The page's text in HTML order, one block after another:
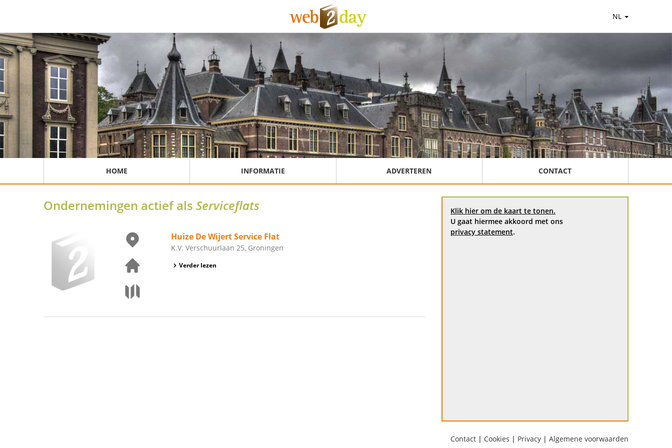
NL
HOME INFORMATIE ADVERTEREN CONTACT
Ondernemingen actief als Serviceflats
Huize De Wijert Service Flat
K.V. Verschuurlaan 25, Groningen
Verder lezen
Klik hier om de kaart te tonen.
U gaat hiermee akkoord met ons
privacy statement.
Contact | Cookies | Privacy | Algemene voorwaarden